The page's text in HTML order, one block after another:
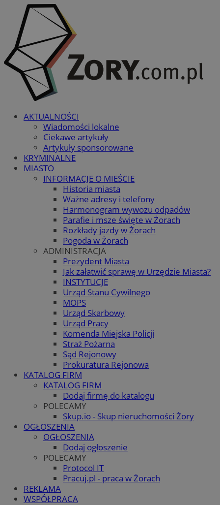
AKTUALNOŚCI
Wiadomości lokalne
Ciekawe artykuły
Artykuły sponsorowane
KRYMINALNE
MIASTO
INFORMACJE O MIEŚCIE
Historia miasta
Ważne adresy i telefony
Harmonogram wywozu odpadów
Parafie i msze święte w Żorach
Rozkłady jazdy w Żorach
Pogoda w Żorach
ADMINISTRACJA
Prezydent Miasta
Jak załatwić sprawę w Urzędzie Miasta?
INSTYTUCJE
Urząd Stanu Cywilnego
MOPS
Urząd Skarbowy
Urząd Pracy
Komenda Miejska Policji
Straż Pożarna
Sąd Rejonowy
Prokuratura Rejonowa
KATALOG FIRM
KATALOG FIRM
Dodaj firmę do katalogu
POLECAMY
Skup.io - Skup nieruchomości Żory
OGŁOSZENIA
OGŁOSZENIA
Dodaj ogłoszenie
POLECAMY
Protocol IT
Pracuj.pl - praca w Żorach
REKLAMA
WSPÓŁPRACA